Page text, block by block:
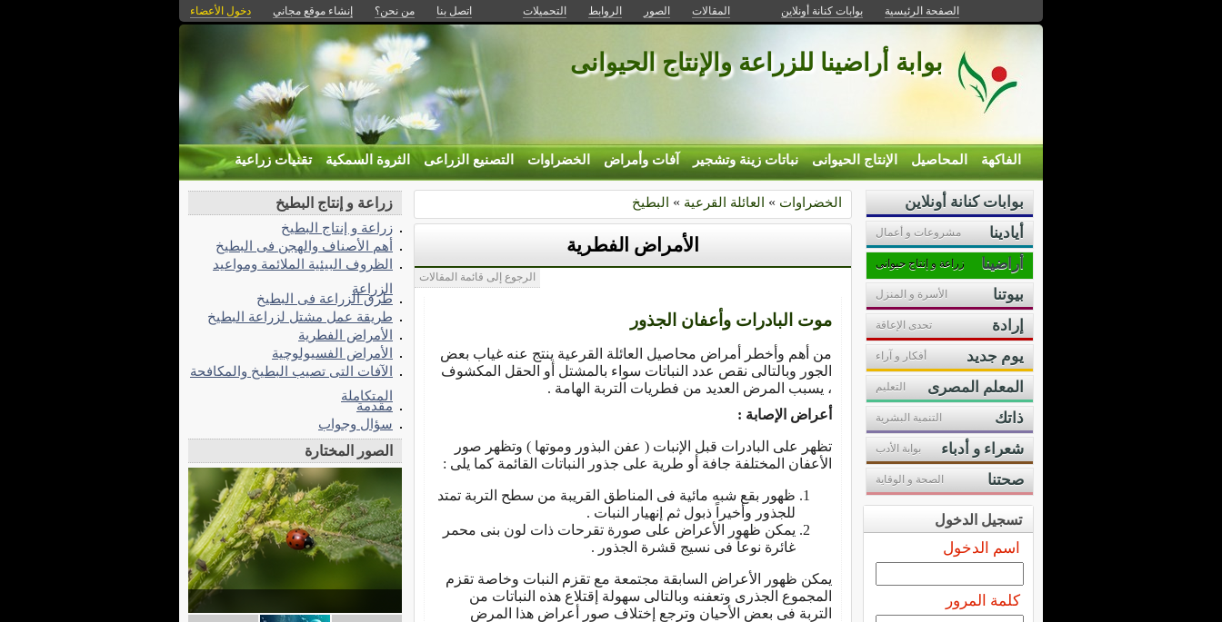
الصفحة الرئيسية بوابات كنانة أونلاين المقالات الصور الروابط التحميلات اتصل بنا من نحن؟ إنشاء موقع مجاني دخول الأعضاء
بوابة أراضينا للزراعة والإنتاج الحيوانى
الفاكهة المحاصيل الإنتاج الحيوانى نباتات زينة وتشجير آفات وأمراض الخضراوات التصنيع الزراعى الثروة السمكية تقنيات زراعية
الخضراوات » العائلة القرعية » البطيخ
الأمراض الفطرية
الرجوع إلى قائمة المقالات
موت البادرات وأعفان الجذور
من أهم وأخطر أمراض محاصيل العائلة القرعية ينتج عنه غياب بعض
الجور وبالتالى نقص عدد النباتات سواء بالمشتل أو الحقل المكشوف
، يسبب المرض العديد من فطريات التربة الهامة .
أعراض الإصابة :
تظهر على البادرات قبل الإنبات ( عفن البذور وموتها ) وتظهر صور
الأعفان المختلفة جافة أو طرية على جذور النباتات القائمة كما يلى :
ظهور بقع شبه مائية فى المناطق القريبة من سطح التربة تمتد
للجذور وأخيراً ذبول ثم إنهيار النبات .
يمكن ظهور الأعراض على صورة تقرحات ذات لون بنى محمر
غائرة نوعاً فى نسيج قشرة الجذور .
يمكن ظهور الأعراض السابقة مجتمعة مع تقزم النبات وخاصة تقزم
المجموع الجذرى وتعفنه وبالتالى سهولة إقتلاع هذه النباتات من
التربة فى بعض الأحيان وترجع إختلاف صور أعراض هذا المرض
بوابات كنانة أونلاين
أيادينا
مشروعات و أعمال
أراضينا زراعة و إنتاج حيوانى
بيوتنا الأسرة و المنزل
إرادة تحدى الإعاقة
يوم جديد أفكار و آراء
المعلم المصرى التعليم
ذاتك التنمية البشرية
شعراء و أدباء بوابة الأدب
صحتنا الصحة و الوقاية
تسجيل الدخول
اسم الدخول
كلمة المرور
زراعة و إنتاج البطيخ
زراعة و إنتاج البطيخ
أهم الأصناف والهجن فى البطيخ
الظروف البيئية الملائمة ومواعيد
الزراعة
طرق الزراعة فى البطيخ
طريقة عمل مشتل لزراعة البطيخ
الأمراض الفطرية
الأمراض الفسيولوچية
الآفات التى تصيب البطيخ والمكافحة
المتكاملة
مقدمة
سؤال وجواب
الصور المختارة